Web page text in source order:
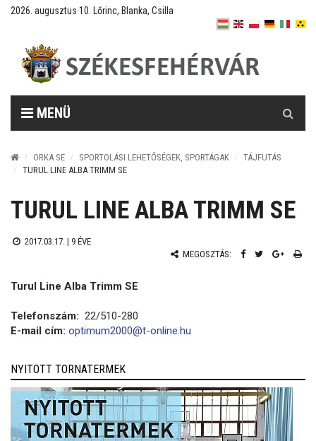
2026. augusztus 10. Lőrinc, Blanka, Csilla
MENÜ
ORKA SE SPORTOLÁSI LEHETŐSÉGEK, SPORTÁGAK
TÁJFUTÁS
TURUL LINE ALBA TRIMM SE
TURUL LINE ALBA TRIMM SE
2017.03.17. | 9 ÉVE
MEGOSZTÁS:
Turul Line Alba Trimm SE
Telefonszám: 22/510-280
E-mail cím: optimum2000@t-online.hu
NYITOTT TORNATERMEK